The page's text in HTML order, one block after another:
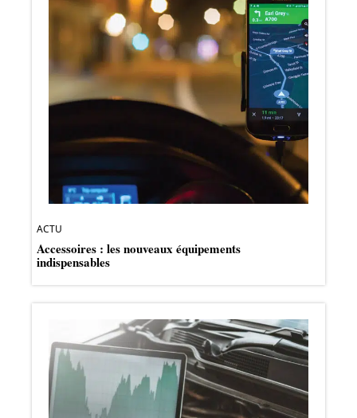
ACTU
Accessoires : les nouveaux équipements
indispensables